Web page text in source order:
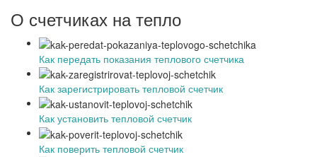
О счетчиках на тепло
Как передать показания теплового счетчика
Как зарегистрировать тепловой счетчик
Как установить тепловой счетчик
Как поверить тепловой счетчик